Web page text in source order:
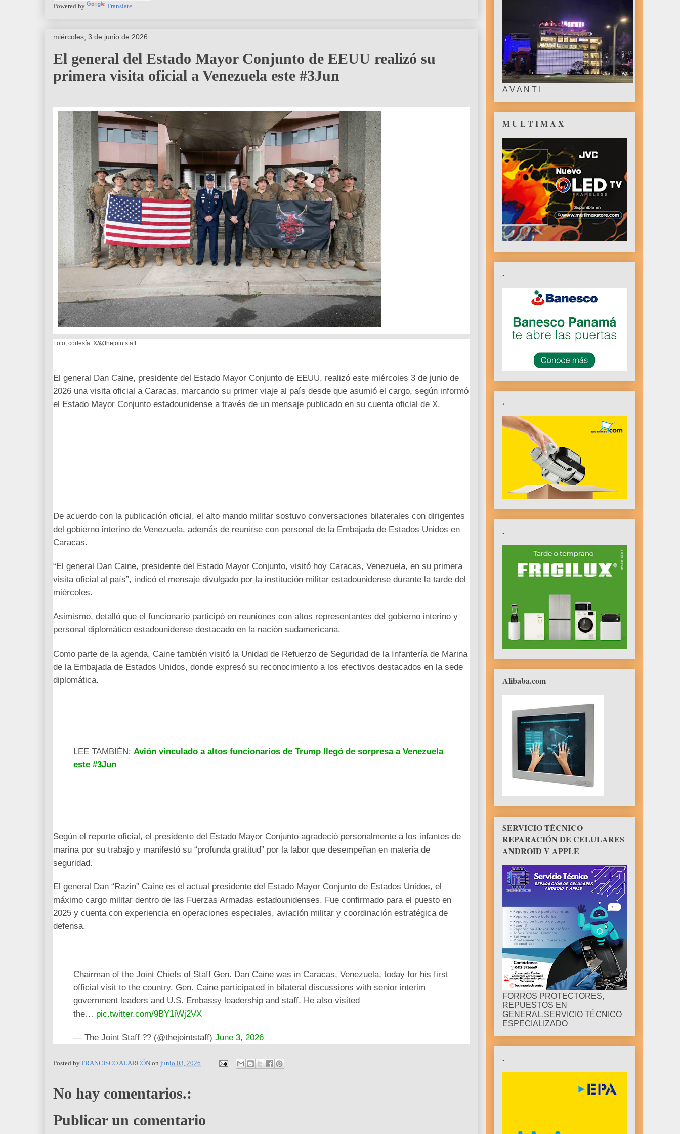
Powered by Translate
miércoles, 3 de junio de 2026
El general del Estado Mayor Conjunto de EEUU realizó su
primera visita oficial a Venezuela este #3Jun
Foto, cortesía: X/@thejointstaff
El general Dan Caine, presidente del Estado Mayor Conjunto de EEUU, realizó este miércoles 3 de junio de
2026 una visita oficial a Caracas, marcando su primer viaje al país desde que asumió el cargo, según informó
el Estado Mayor Conjunto estadounidense a través de un mensaje publicado en su cuenta oficial de X.
De acuerdo con la publicación oficial, el alto mando militar sostuvo conversaciones bilaterales con dirigentes
del gobierno interino de Venezuela, además de reunirse con personal de la Embajada de Estados Unidos en
Caracas.
“El general Dan Caine, presidente del Estado Mayor Conjunto, visitó hoy Caracas, Venezuela, en su primera
visita oficial al país”, indicó el mensaje divulgado por la institución militar estadounidense durante la tarde del
miércoles.
Asimismo, detalló que el funcionario participó en reuniones con altos representantes del gobierno interino y
personal diplomático estadounidense destacado en la nación sudamericana.
Como parte de la agenda, Caine también visitó la Unidad de Refuerzo de Seguridad de la Infantería de Marina
de la Embajada de Estados Unidos, donde expresó su reconocimiento a los efectivos destacados en la sede
diplomática.
LEE TAMBIÉN: Avión vinculado a altos funcionarios de Trump llegó de sorpresa a Venezuela
este #3Jun
Según el reporte oficial, el presidente del Estado Mayor Conjunto agradeció personalmente a los infantes de
marina por su trabajo y manifestó su “profunda gratitud” por la labor que desempeñan en materia de
seguridad.
El general Dan “Razin” Caine es el actual presidente del Estado Mayor Conjunto de Estados Unidos, el
máximo cargo militar dentro de las Fuerzas Armadas estadounidenses. Fue confirmado para el puesto en
2025 y cuenta con experiencia en operaciones especiales, aviación militar y coordinación estratégica de
defensa.
Chairman of the Joint Chiefs of Staff Gen. Dan Caine was in Caracas, Venezuela, today for his first
official visit to the country. Gen. Caine participated in bilateral discussions with senior interim
government leaders and U.S. Embassy leadership and staff. He also visited
the… pic.twitter.com/9BY1iWj2VX
— The Joint Staff ?? (@thejointstaff) June 3, 2026
Posted by FRANCISCO ALARCÓN on junio 03, 2026
No hay comentarios.:
Publicar un comentario
A V A N T I
M U L T I M A X
.
.
.
Alibaba.com
SERVICIO TÉCNICO
REPARACIÓN DE CELULARES
ANDROID Y APPLE
FORROS PROTECTORES,
REPUESTOS EN
GENERAL.SERVICIO TÉCNICO
ESPECIALIZADO
.